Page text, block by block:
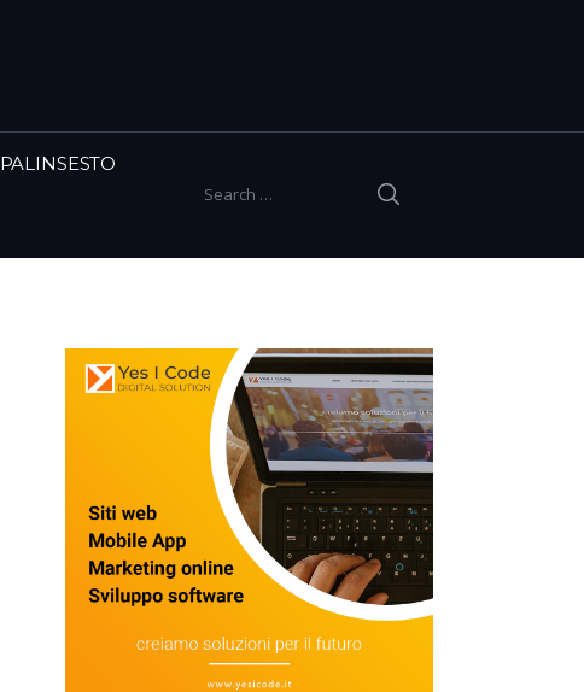
Search for:
PALINSESTO